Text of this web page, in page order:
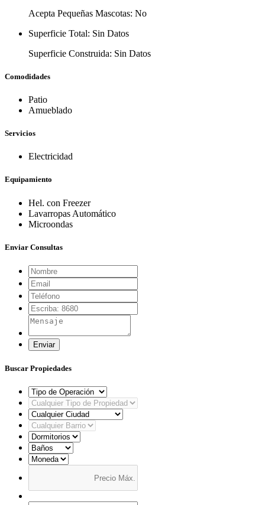
Acepta Pequeñas Mascotas: No
Superficie Total: Sin Datos
Superficie Construida: Sin Datos
Comodidades
Patio
Amueblado
Servicios
Electricidad
Equipamiento
Hel. con Freezer
Lavarropas Automático
Microondas
Enviar Consultas
Enviar
Buscar Propiedades